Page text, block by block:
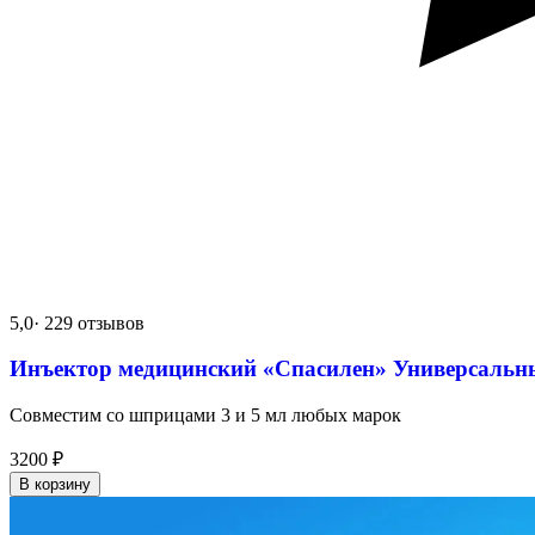
5,0· 229 отзывов
Инъектор медицинский «Спасилен»
Совместим со шприцами 3 и 5 мл любых марок
3200 ₽
В корзину